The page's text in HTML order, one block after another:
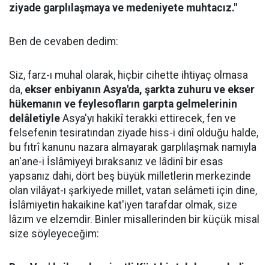
ziyade garplılaşmaya ve medeniyete muhtacız."
Ben de cevaben dedim:
Siz, farz-ı muhal olarak, hiçbir cihette ihtiyaç olmasa
da, ekser enbiyanın Asya'da, şarkta zuhuru ve ekser
hükemanın ve feylesofların garpta gelmelerinin
delâletiyle Asya'yı hakikî terakki ettirecek, fen ve
felsefenin tesiratından ziyade hiss-i dinî olduğu halde,
bu fıtrî kanunu nazara almayarak garplılaşmak namıyla
an'ane-i İslâmiyeyi bıraksanız ve lâdinî bir esas
yapsanız dahi, dört beş büyük milletlerin merkezinde
olan vilâyat-ı şarkiyede millet, vatan selâmeti için dine,
İslâmiyetin hakaikine kat'iyen tarafdar olmak, size
lâzım ve elzemdir. Binler misallerinden bir küçük misal
size söyleyeceğim: